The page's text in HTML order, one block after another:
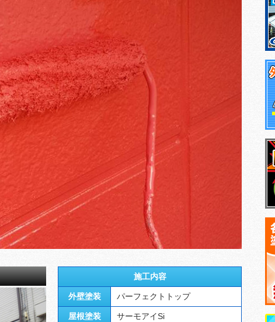
施工内容
外壁塗装 パーフェクトトップ
屋根塗装 サーモアイSi